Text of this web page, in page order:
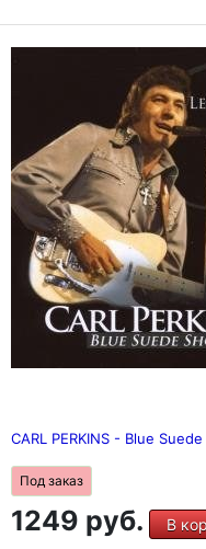
CARL PERKINS - Blue
Под заказ
1249 руб. В